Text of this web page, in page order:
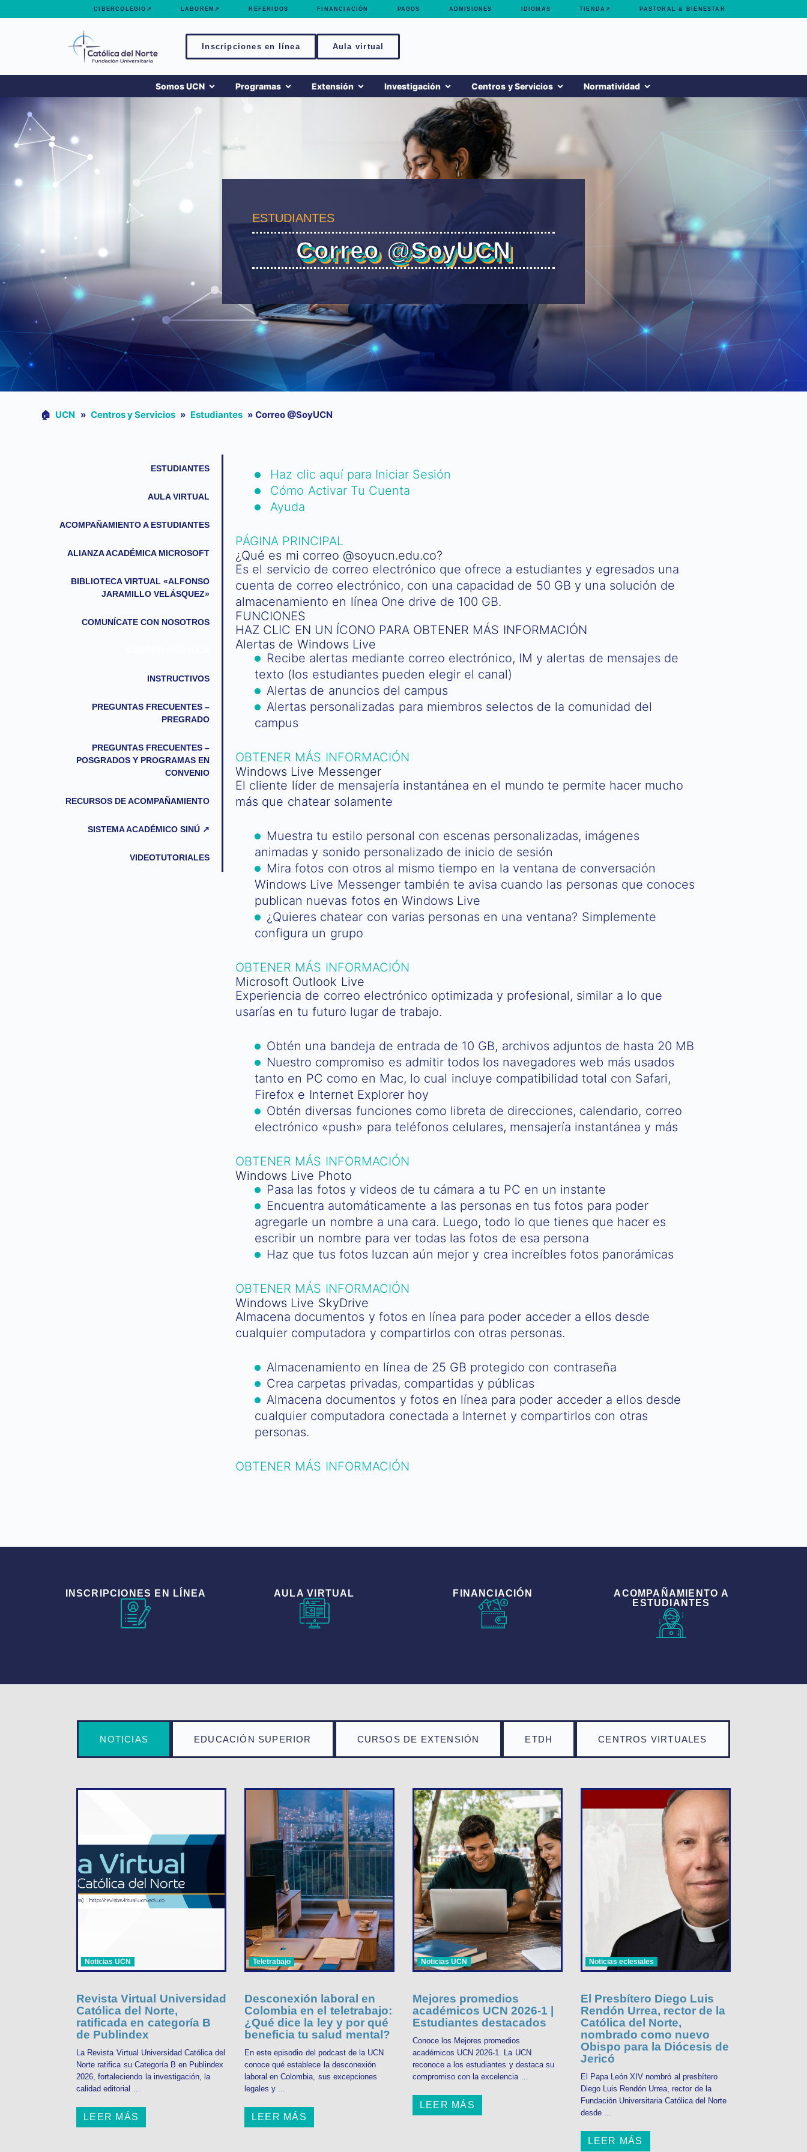
CIBERCOLEGIO↗ LABOREM↗ REFERIDOS FINANCIACIÓN PAGOS ADMISIONES IDIOMAS TIENDA↗ PASTORAL & BIENESTAR
Inscripciones en línea Aula virtual
Somos UCN Programas Extensión Investigación Centros y Servicios Normatividad
ESTUDIANTES
Correo @SoyUCN
🏠︎ UCN » Centros y Servicios » Estudiantes » Correo @SoyUCN
ESTUDIANTES
AULA VIRTUAL
ACOMPAÑAMIENTO A ESTUDIANTES
ALIANZA ACADÉMICA MICROSOFT
BIBLIOTECA VIRTUAL «ALFONSO
JARAMILLO VELÁSQUEZ»
COMUNÍCATE CON NOSOTROS
INSTRUCTIVOS
PREGUNTAS FRECUENTES –
PREGRADO
PREGUNTAS FRECUENTES –
POSGRADOS Y PROGRAMAS EN
CONVENIO
RECURSOS DE ACOMPAÑAMIENTO
SISTEMA ACADÉMICO SINÚ ↗
VIDEOTUTORIALES
Haz clic aquí para Iniciar Sesión
Cómo Activar Tu Cuenta
Ayuda
PÁGINA PRINCIPAL
¿Qué es mi correo @soyucn.edu.co?
Es el servicio de correo electrónico que ofrece a estudiantes y egresados una
cuenta de correo electrónico, con una capacidad de 50 GB y una solución de
almacenamiento en línea One drive de 100 GB.
FUNCIONES
HAZ CLIC EN UN ÍCONO PARA OBTENER MÁS INFORMACIÓN
Alertas de Windows Live
Recibe alertas mediante correo electrónico, IM y alertas de mensajes de
texto (los estudiantes pueden elegir el canal)
Alertas de anuncios del campus
Alertas personalizadas para miembros selectos de la comunidad del
campus
OBTENER MÁS INFORMACIÓN
Windows Live Messenger
El cliente líder de mensajería instantánea en el mundo te permite hacer mucho
más que chatear solamente
Muestra tu estilo personal con escenas personalizadas, imágenes
animadas y sonido personalizado de inicio de sesión
Mira fotos con otros al mismo tiempo en la ventana de conversación
Windows Live Messenger también te avisa cuando las personas que conoces
publican nuevas fotos en Windows Live
¿Quieres chatear con varias personas en una ventana? Simplemente
configura un grupo
OBTENER MÁS INFORMACIÓN
Microsoft Outlook Live
Experiencia de correo electrónico optimizada y profesional, similar a lo que
usarías en tu futuro lugar de trabajo.
Obtén una bandeja de entrada de 10 GB, archivos adjuntos de hasta 20 MB
Nuestro compromiso es admitir todos los navegadores web más usados
tanto en PC como en Mac, lo cual incluye compatibilidad total con Safari,
Firefox e Internet Explorer hoy
Obtén diversas funciones como libreta de direcciones, calendario, correo
electrónico «push» para teléfonos celulares, mensajería instantánea y más
OBTENER MÁS INFORMACIÓN
Windows Live Photo
Pasa las fotos y videos de tu cámara a tu PC en un instante
Encuentra automáticamente a las personas en tus fotos para poder
agregarle un nombre a una cara. Luego, todo lo que tienes que hacer es
escribir un nombre para ver todas las fotos de esa persona
Haz que tus fotos luzcan aún mejor y crea increíbles fotos panorámicas
OBTENER MÁS INFORMACIÓN
Windows Live SkyDrive
Almacena documentos y fotos en línea para poder acceder a ellos desde
cualquier computadora y compartirlos con otras personas.
Almacenamiento en línea de 25 GB protegido con contraseña
Crea carpetas privadas, compartidas y públicas
Almacena documentos y fotos en línea para poder acceder a ellos desde
cualquier computadora conectada a Internet y compartirlos con otras
personas.
OBTENER MÁS INFORMACIÓN
INSCRIPCIONES EN LÍNEA AULA VIRTUAL FINANCIACIÓN
ACOMPAÑAMIENTO A
ESTUDIANTES
NOTICIAS EDUCACIÓN SUPERIOR CURSOS DE EXTENSIÓN ETDH CENTROS VIRTUALES
Noticias UCN
Revista Virtual Universidad
Católica del Norte,
ratificada en categoría B
de Publindex
La Revista Virtual Universidad Católica del
Norte ratifica su Categoría B en Publindex
2026, fortaleciendo la investigación, la
calidad editorial ...
LEER MÁS
Teletrabajo
Desconexión laboral en
Colombia en el teletrabajo:
¿Qué dice la ley y por qué
beneficia tu salud mental?
En este episodio del podcast de la UCN
conoce qué establece la desconexión
laboral en Colombia, sus excepciones
legales y ...
LEER MÁS
Noticias UCN
Mejores promedios
académicos UCN 2026-1 |
Estudiantes destacados
Conoce los Mejores promedios
académicos UCN 2026-1. La UCN
reconoce a los estudiantes y destaca su
compromiso con la excelencia ...
LEER MÁS
Noticias eclesiales
El Presbítero Diego Luis
Rendón Urrea, rector de la
Católica del Norte,
nombrado como nuevo
Obispo para la Diócesis de
Jericó
El Papa León XIV nombró al presbítero
Diego Luis Rendón Urrea, rector de la
Fundación Universitaria Católica del Norte
desde ...
LEER MÁS